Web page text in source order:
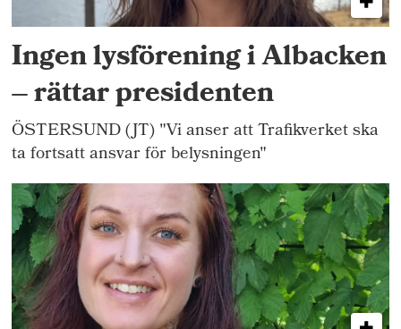
Ingen lysförening i Albacken
– rättar presidenten
ÖSTERSUND (JT) "Vi anser att Trafikverket ska
ta fortsatt ansvar för belysningen"